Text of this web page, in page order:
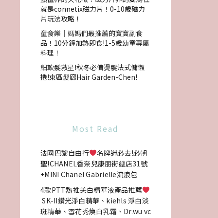
就是connetix磁力片！0-10歲磁力
片玩法攻略！
童食樂｜媽媽們最推薦的寶寶副食
品！10分鐘加熱即食!1-5歲幼童專屬
料理！
細軟髮救星!秋冬必備燙髮法式慵懶
捲!東區髮廊Hair Garden-Chen!
Most Read
法國巴黎自由行
名牌迷必去!必朝
聖!CHANEL香奈兒康朋街總店31號
+MINI Chanel Gabrielle流浪包
4款PTT熱推美白精華液產品推薦
SK-II鑽光淨白精華、kiehls 淨白淡
斑精華、雪花秀煥白乳霜、Dr.wu vc